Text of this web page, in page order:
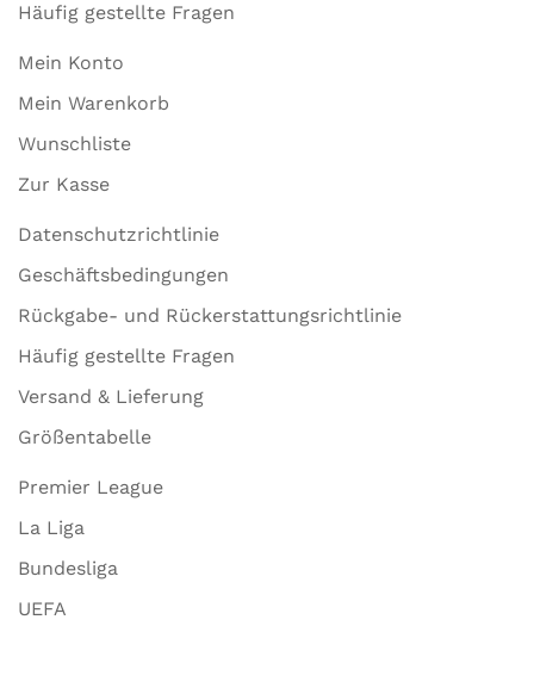
Häufig gestellte Fragen
Mein Konto
Mein Warenkorb
Wunschliste
Zur Kasse
Datenschutzrichtlinie
Geschäftsbedingungen
Rückgabe- und Rückerstattungsrichtlinie
Häufig gestellte Fragen
Versand & Lieferung
Größentabelle
Premier League
La Liga
Bundesliga
UEFA